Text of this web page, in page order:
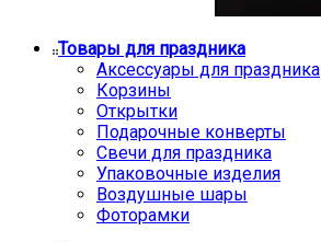
Товары для праздника
Аксессуары для праздника
Корзины
Открытки
Подарочные конверты
Свечи для праздника
Упаковочные изделия
Воздушные шары
Фоторамки